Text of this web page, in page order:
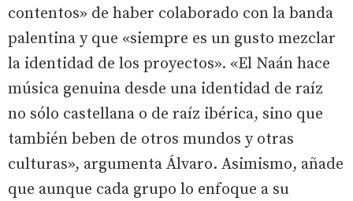
contentos» de haber colaborado con la banda
palentina y que «siempre es un gusto mezclar
la identidad de los proyectos». «El Naán hace
música genuina desde una identidad de raíz
no sólo castellana o de raíz ibérica, sino que
también beben de otros mundos y otras
culturas», argumenta Álvaro. Asimismo, añade
que aunque cada grupo lo enfoque a su